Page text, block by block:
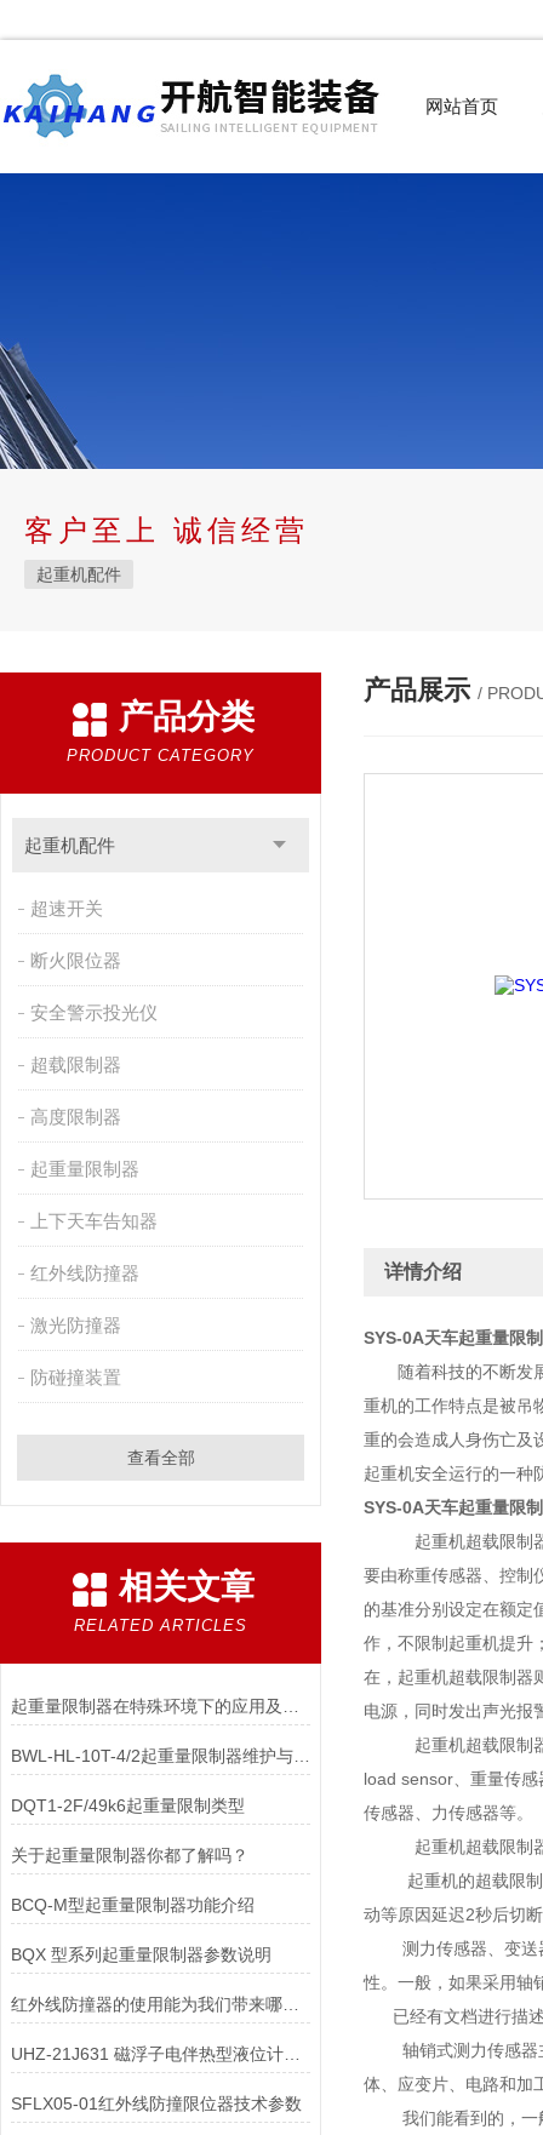
网站首页
客户至上 诚信经营
起重机配件
产品分类
PRODUCT CATEGORY
起重机配件
超速开关
断火限位器
安全警示投光仪
超载限制器
高度限制器
起重量限制器
上下天车告知器
红外线防撞器
激光防撞器
防碰撞装置
查看全部
相关文章
RELATED ARTICLES
BWL-HL-10T-4/2起重量限制器维护与保养
DQT1-2F/49k6起重量限制类型
关于起重量限制器你都了解吗？
BCQ-M型起重量限制器功能介绍
BQX 型系列起重量限制器参数说明
红外线防撞器的使用能为我们带来哪些好处？
UHZ-21J631 磁浮子电伴热型液位计在长期停用后重新启用，配件检查是什么？
SFLX05-01红外线防撞限位器技术参数
产品展示 /
详情介绍
SYS-0A天车起重量限
随着科技的不断发展
重机的工作特点是被吊
重的会造成人身伤亡及
起重机安全运行的一种
SYS-0A天车起重量限
起重机超载限制器主
要由称重传感器、控制
的基准分别设定在额定
作，不限制起重机提升
在，起重机超载限制器
电源，同时发出声光报
起重机超载限制器由
load sensor、重量传
传感器、力传感器等。
起重机超载限制器又
起重机的超载限制器
动等原因延迟2秒后切
测力传感器、变送器
性。一般，如果采用轴
已经有文档进行描述
轴销式测力传感器主
体、应变片、电路和加
我们能看到的，一般